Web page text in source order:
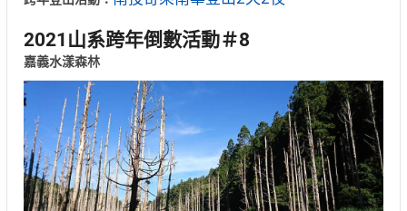
2021山系跨年倒數活動＃8
嘉義水漾森林